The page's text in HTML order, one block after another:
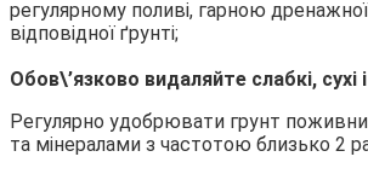
регулярному поливі, гарною
відповідної ґрунті;
Обов\’язково видаляйте слабкі, сухі
Регулярно удобрювати грунт
та мінералами з частотою близько 2